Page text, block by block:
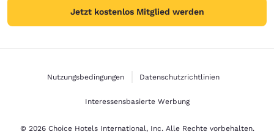
Jetzt kostenlos Mitglied werden
Nutzungsbedingungen Datenschutzrichtlinien
Interessensbasierte Werbung
© 2026 Choice Hotels International, Inc. Alle Rechte vorbehalten.